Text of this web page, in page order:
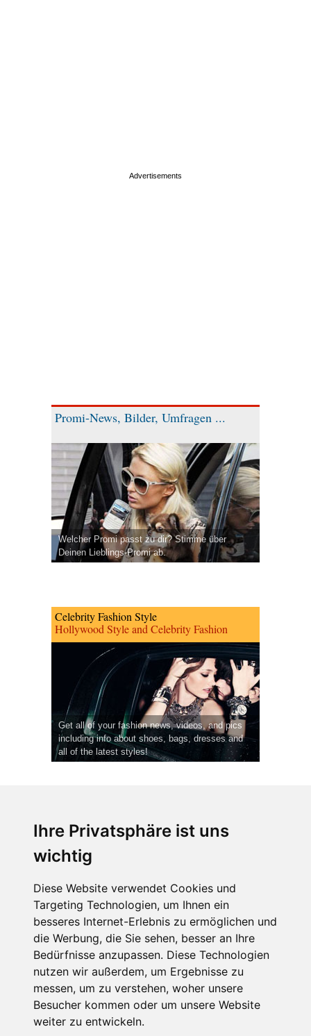
Ihre Privatsphäre ist uns
wichtig
Diese Website verwendet Cookies und
Targeting Technologien, um Ihnen ein
besseres Internet-Erlebnis zu ermöglichen und
die Werbung, die Sie sehen, besser an Ihre
Bedürfnisse anzupassen. Diese Technologien
nutzen wir außerdem, um Ergebnisse zu
messen, um zu verstehen, woher unsere
Besucher kommen oder um unsere Website
weiter zu entwickeln.
Promi-News, Bilder, Umfragen ...
Welcher Promi passt zu dir? Stimme über
Deinen Lieblings-Promi ab.
Celebrity Fashion Style
Hollywood Style and Celebrity Fashion
Get all of your fashion news, videos, and pics
including info about shoes, bags, dresses and
all of the latest styles!
CPost.org© 2013-2023 The Celebrity Post.
Terms of Use Privacy | Cookies Policy( Einstellungen ändern
About Us
Advertising
Contact Us